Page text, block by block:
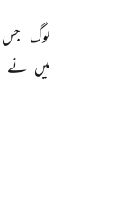
لوگ جس
میں نے